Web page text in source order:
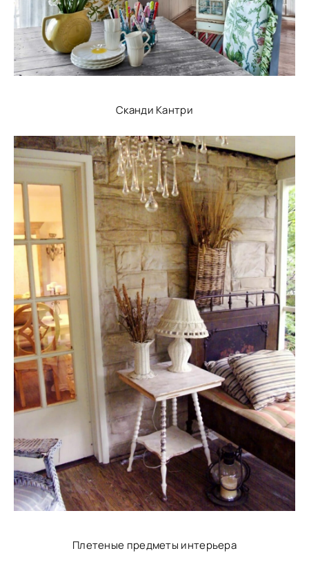
Сканди Кантри
Плетеные предметы интерьера